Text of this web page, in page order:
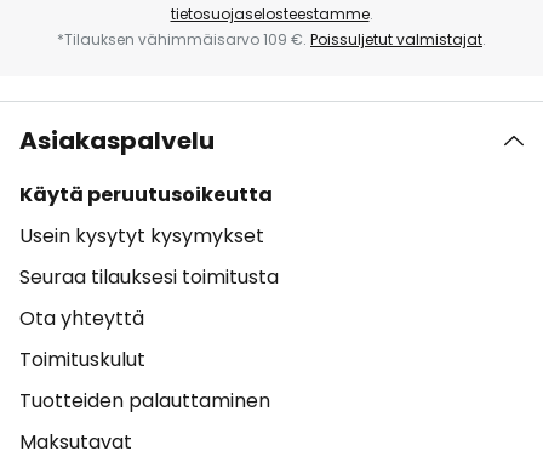
tietosuojaselosteestamme.
*Tilauksen vähimmäisarvo 109 €. Poissuljetut valmistajat.
Asiakaspalvelu
Käytä peruutusoikeutta
Usein kysytyt kysymykset
Seuraa tilauksesi toimitusta
Ota yhteyttä
Toimituskulut
Tuotteiden palauttaminen
Maksutavat